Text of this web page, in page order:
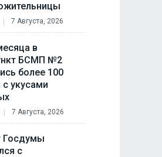
7 Августа, 2026
в
БСМП №2
более 100
с укусами
7 Августа, 2026
Госдумы
с